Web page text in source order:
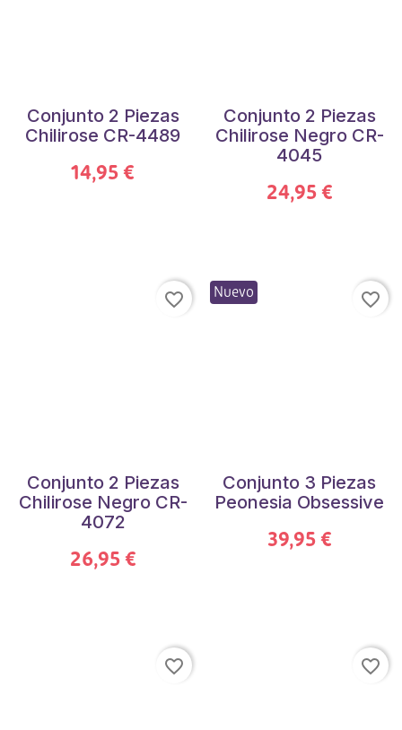
Conjunto 2 Piezas
Chilirose CR-4489
14,95 €
Conjunto 2 Piezas
Chilirose Negro CR-
4045
24,95 €
Conjunto 2 Piezas
Chilirose Negro CR-
4072
26,95 €
favorite_border Nuevo
Conjunto 3 Piezas
Peonesia Obsessive
39,95 €
favorite_border
favorite_border favorite_border